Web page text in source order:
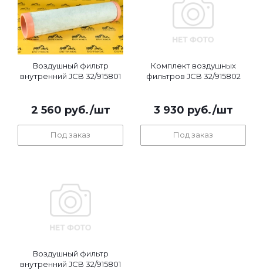
Воздушный фильтр
внутренний JCB 32/915801
2 560 руб./шт
Под заказ
Комплект воздушных
фильтров JCB 32/915802
3 930 руб./шт
Под заказ
Воздушный фильтр
внутренний JCB 32/915801